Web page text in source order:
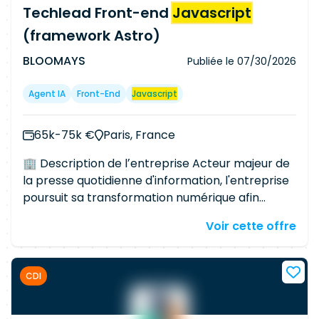
Framework,HashiCorp Terraform,React,Data
Analysis,AWS Amazon,
Techlead Front-end Javascript
(framework Astro)
BLOOMAYS Publiée le 07/30/2026
Agent IA Front-End Javascript
65k-75k €
Paris, France
🏢 Description de lʼentreprise Acteur majeur de
la presse quotidienne d'information, l'entreprise
poursuit sa transformation numérique afin
et performante. La direction technique réunit
environ 65 développeur·ses organisé·es en
Feature Teams. L'un des enjeux majeurs à venir
consiste à faire évoluer une stack historique vers
un socle frontend plus moderne, mutualisé et
Voir cette offre
CDI